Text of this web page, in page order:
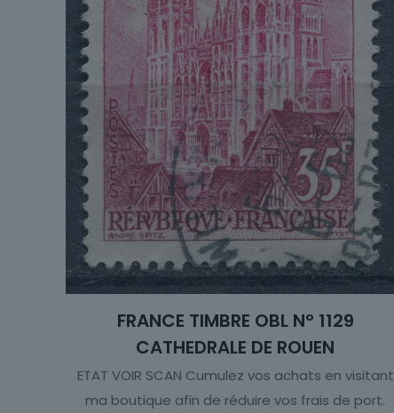
FRANCE TIMBRE OBL N° 1129
CATHEDRALE DE ROUEN
ETAT VOIR SCAN Cumulez vos achats en visitant
ma boutique afin de réduire vos frais de port.